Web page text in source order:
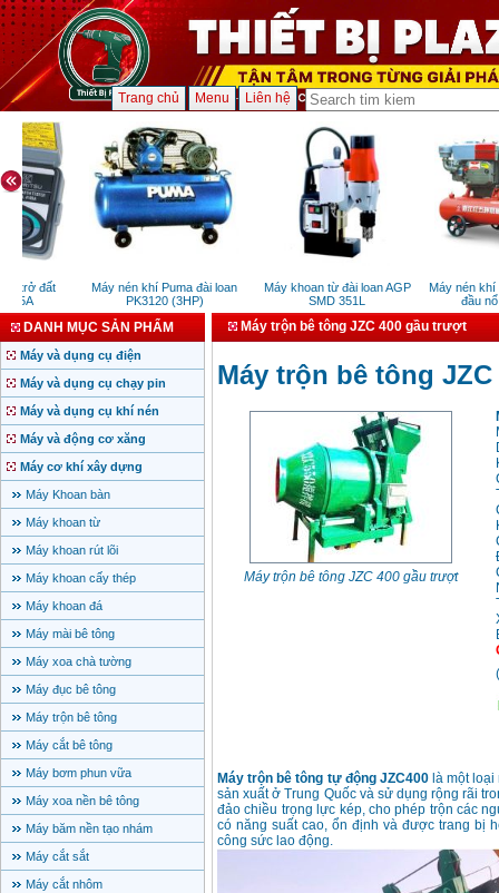
Trang chủ Menu Liên hệ
trở đất
Máy nén khí Puma đài loan
PK3120 (3HP)
Máy khoan từ đài loan AGP
SMD 351L
Máy nén khí
đầu nổ
DANH MỤC SẢN PHẨM
Máy và dụng cụ điện
Máy và dụng cụ chạy pin
Máy và dụng cụ khí nén
Máy và động cơ xăng
Máy cơ khí xây dựng
Máy Khoan bàn
Máy khoan từ
Máy khoan rút lõi
Máy khoan cấy thép
Máy khoan đá
Máy mài bê tông
Máy xoa chà tường
Máy đục bê tông
Máy trộn bê tông
Máy cắt bê tông
Máy bơm phun vữa
Máy xoa nền bê tông
Máy băm nền tạo nhám
Máy cắt sắt
Máy cắt nhôm
Máy trộn bê tông JZC 400 gầu trượt
Máy trộn bê tông
Máy trộn bê tông JZC 400 gầu trượt
(
Máy trộn bê tông tự động JZC400là một loại
sản xuất ở Trung Quốc và sử dụng rộng rãi
đảo chiều trọng lực kép, cho phép trộn các
có năng suất cao, ổn định và được trang bị
công sức lao động.